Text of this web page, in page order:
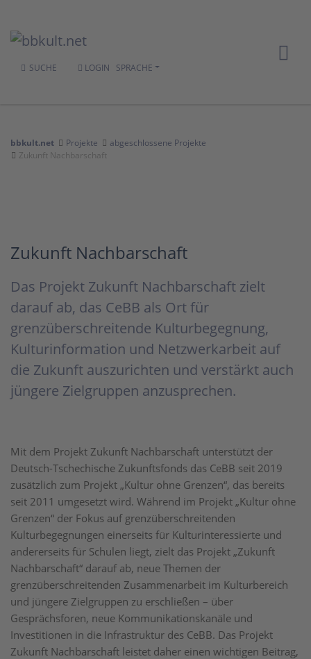
SUCHE LOGIN SPRACHE
bbkult.net Projekte
abgeschlossene Projekte
Zukunft Nachbarschaft
Zukunft Nachbarschaft
Das Projekt Zukunft Nachbarschaft zielt
darauf ab, das CeBB als Ort für
grenzüberschreitende Kulturbegegnung,
Kulturinformation und Netzwerkarbeit auf
die Zukunft auszurichten und verstärkt auch
jüngere Zielgruppen anzusprechen.
Mit dem Projekt Zukunft Nachbarschaft unterstützt der
Deutsch-Tschechische Zukunftsfonds das CeBB seit 2019
zusätzlich zum Projekt „Kultur ohne Grenzen“, das bereits
seit 2011 umgesetzt wird. Während im Projekt „Kultur ohne
Grenzen“ der Fokus auf grenzüberschreitenden
Kulturbegegnungen einerseits für Kulturinteressierte und
andererseits für Schulen liegt, zielt das Projekt „Zukunft
Nachbarschaft“ darauf ab, neue Themen der
grenzüberschreitenden Zusammenarbeit im Kulturbereich
und jüngere Zielgruppen zu erschließen – über
Gesprächsforen, neue Kommunikationskanäle und
Investitionen in die Infrastruktur des CeBB. Das Projekt
Zukunft Nachbarschaft leistet daher einen wichtigen Beitrag,